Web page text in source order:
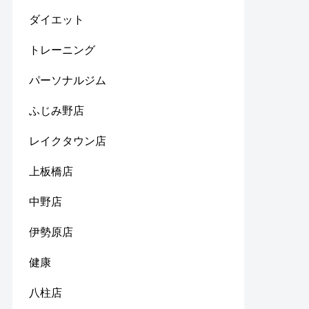
ダイエット
トレーニング
パーソナルジム
ふじみ野店
レイクタウン店
上板橋店
中野店
伊勢原店
健康
八柱店